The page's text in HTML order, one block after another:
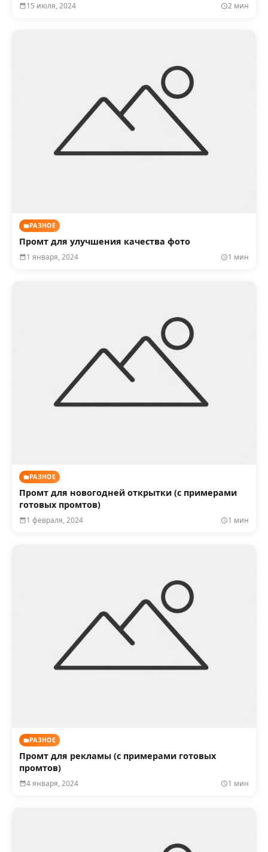
15 июля, 2024 2 мин
РАЗНОЕ
Промт для улучшения качества фото
1 января, 2024 1 мин
РАЗНОЕ
Промт для новогодней открытки (с примерами
готовых промтов)
1 февраля, 2024 1 мин
РАЗНОЕ
Промт для рекламы (с примерами готовых
промтов)
4 января, 2024 1 мин